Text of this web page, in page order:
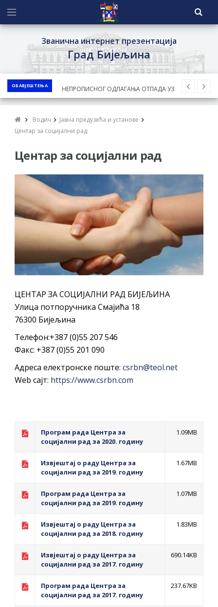
Званична интернет презентација
Град Бијељина
ОБАВЈЕШТЕЊА
ЈАВНИ КОНКУРС ЗА ДОДЈЕЛУ
БЕСПОВРАТНИХ СРЕДСТАВА ЗА
Обавјештење за предузетника - Ненад
ПРЕЛИМИНАРНA РАНГ ЛИСТA
КАНДИДАТА КОЈИ СУ ОСТВАРИЛИ ПРАВО
НА ГРАДСКИ МЈЕСЕЧНИ БОРАЧКИ
ДОДАТАК ЗА ДЕМОБИЛИСАНЕ БОРЦЕ
ВОЈСКЕ РЕПУБЛИКЕ СРПСКЕ У СТАЊУ
СОЦИЈАЛНЕ ПОТРЕБЕ
Обрасци захтјева за регресирано
Захтјев за издавање ПОНОСНЕ КАРТИЦЕ
Ујић
НЕПРОПИСНОГ ОДЛАГАЊА ОТПАДА УЗ
ДОДЈЕЛУ ФИНАНСИЈСКЕ НАГРАДЕ
Водич
Јавна предузећа и установе
Центар за социјални рад
Центар за социјални рад
ЦЕНТАР ЗА СОЦИЈАЛНИ РАД БИЈЕЉИНА
Улица потпоручника Смајића 18
76300 Бијељина
Телефон:+387 (0)55 207 546
Факс: +387 (0)55 201 090
Адреса електронске поште: csrbn@teol.net
Web сајт: https://www.csrbn.com
Програм рада Центра за
социјални рад за 2020. годину
1.09MB
Извјештај о раду Центра за
социјални рад за 2019. годину
1.67MB
Програм рада Центра за
социјални рад за 2019. годину
1.07MB
Извјештај о раду Центра за
социјални рад за 2018. годину
1.83MB
Извјештај о раду Центра за
социјални рад за 2017. годину
690.14KB
Програм рада Центра за
социјални рад за 2017. годину
237.67KB